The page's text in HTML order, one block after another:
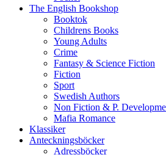
The English Bookshop
Booktok
Childrens Books
Young Adults
Crime
Fantasy & Science Fiction
Fiction
Sport
Swedish Authors
Non Fiction & P.
Mafia Romance
Klassiker
Anteckningsböcker
Adressböcker